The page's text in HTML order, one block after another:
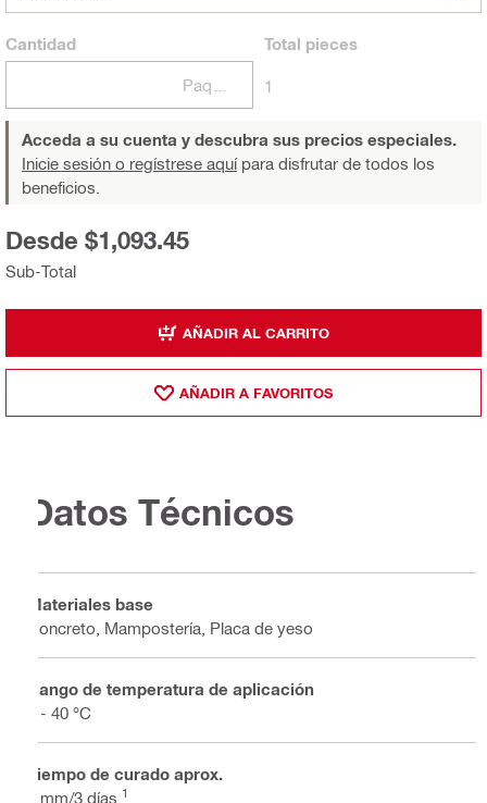
Cantidad Total pieces
1
Acceda a su cuenta y descubra sus precios especiales.
Inicie sesión o regístrese aquípara disfrutar de todos los
beneficios.
Sub-Total
Desde $1,093.45
AÑADIR AL CARRITO
AÑADIR A FAVORITOS
Datos Técnicos
Materiales base
Concreto, Mampostería, Placa de yeso
Rango de temperatura de aplicación
2 - 40 °C
Tiempo de curado aprox.
3 mm/3 días 1